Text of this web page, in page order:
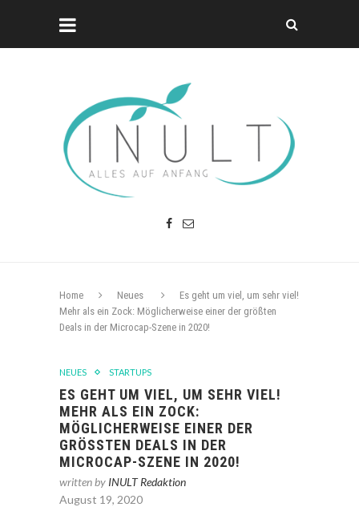
Home Neues
Es geht um viel, um sehr viel!
Mehr als ein Zock: Möglicherweise einer der größten
Deals in der Microcap-Szene in 2020!
NEUES STARTUPS
ES GEHT UM VIEL, UM SEHR VIEL!
MEHR ALS EIN ZOCK:
MÖGLICHERWEISE EINER DER
GRÖSSTEN DEALS IN DER M
ICROCAP-SZENE IN 2020!
written by INULT Redaktion
August 19, 2020